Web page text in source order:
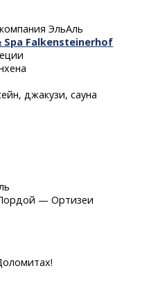
ЭльАль
Spa Falkensteinerhof
джакузи, сауна
— Ортизеи